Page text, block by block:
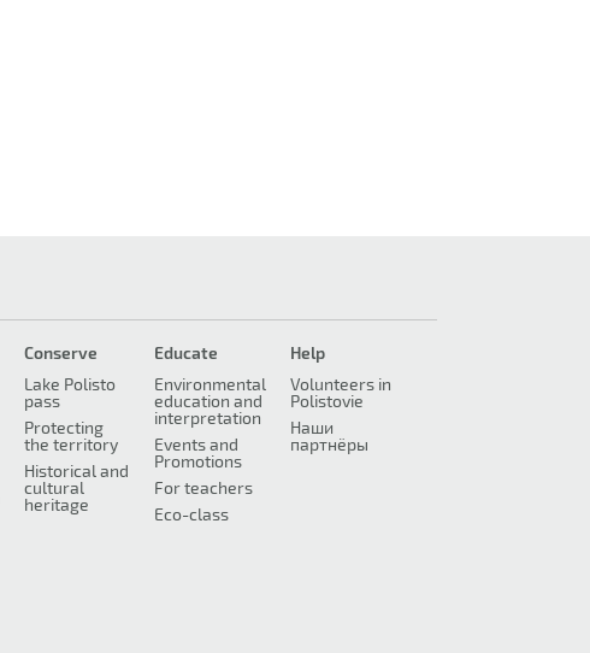
Conserve
Lake Polisto
pass
Protecting
the territory
Historical and
cultural
heritage
Educate
Environmental
education and
interpretation
Events and
Promotions
For teachers
Eco-class
Help
Volunteers in
Polistovie
Наши
партнёры